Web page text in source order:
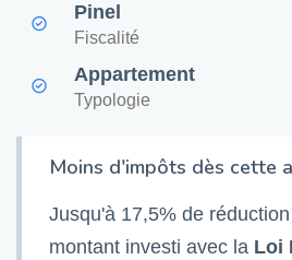
Pinel
Fiscalité
Appartement
Typologie
Moins d'impôts dès cette
Jusqu'à 17,5% de
montant investi avec la Loi